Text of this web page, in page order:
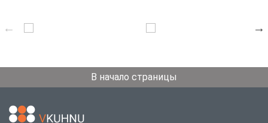
В начало страницы